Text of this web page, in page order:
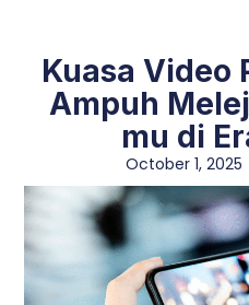
Kuasa Video
Ampuh
mu di
October 1, 2025